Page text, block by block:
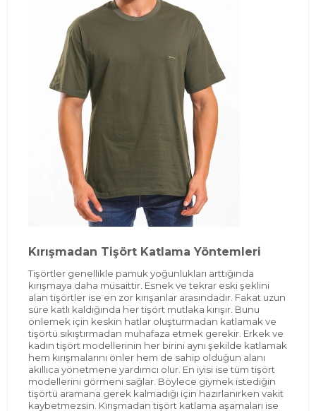
Kırışmadan Tişört Katlama Yöntemleri
Tişörtler genellikle pamuk yoğunlukları arttığında
kırışmaya daha müsaittir. Esnek ve tekrar eski şeklini
alan tişörtler ise en zor kırışanlar arasındadır. Fakat uzun
süre katlı kaldığında her tişört mutlaka kırışır. Bunu
önlemek için keskin hatlar oluşturmadan katlamak ve
tişörtü sıkıştırmadan muhafaza etmek gerekir. Erkek ve
kadın tişört modellerinin her birini aynı şekilde katlamak
hem kırışmalarını önler hem de sahip olduğun alanı
akıllıca yönetmene yardımcı olur. En iyisi ise tüm tişört
modellerini görmeni sağlar. Böylece giymek istediğin
tişörtü aramana gerek kalmadığı için hazırlanırken vakit
kaybetmezsin. Kırışmadan tişört katlama aşamaları ise